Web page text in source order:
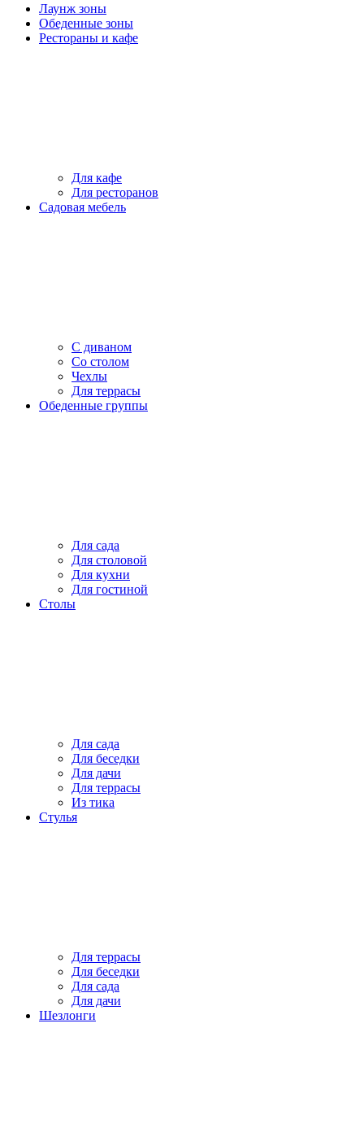
Лаунж зоны
Обеденные зоны
Рестораны и кафе
Для кафе
Для ресторанов
Садовая мебель
С диваном
Со столом
Чехлы
Для террасы
Обеденные группы
Для сада
Для столовой
Для кухни
Для гостиной
Столы
Для сада
Для беседки
Для дачи
Для террасы
Из тика
Стулья
Для террасы
Для беседки
Для сада
Для дачи
Шезлонги